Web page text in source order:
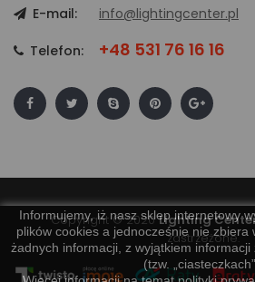
Informujemy, iż nasz sklep internetowy
plików cookies a jednocześnie nie zbiera
żadnych informacji, z wyjątkiem
(tzw.
E-mail:
info@lightingcenter.pl
Telefon: +48 531 76 16 16
Copyright © 2020Lighting
zastrzeżone.